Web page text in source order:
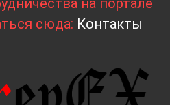
на портале
сюда: Контакты